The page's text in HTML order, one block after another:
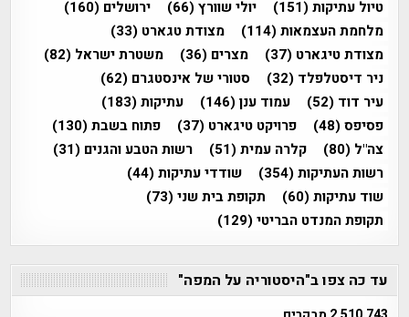
טיול עתיקות(151) יולי שוורץ(66) ירושלים (160)
מלחמת העצמאות(114) מצודת טגארט (33)
מצודת טיגארט (37) מצרים (36) משטרת ישראל (82)
ניר דיסטלפלד (32) סטורי של אינסטגרם (62)
עיר דוד (52) עמוד ענן(146) עתיקות(183)
פסיפס(48) פרויקט טיגארט (37) פתוח בשבת(130)
צה"ל (80) קלרה עמית(51) רשות הטבע והגנים (31)
רשות העתיקות(354) שודדי עתיקות(44)
שוד עתיקות(60) תקופת בית שני(73)
תקופת המנדט הבריטי(129)
עד כה צפו ב"היסטוריה על המפה"